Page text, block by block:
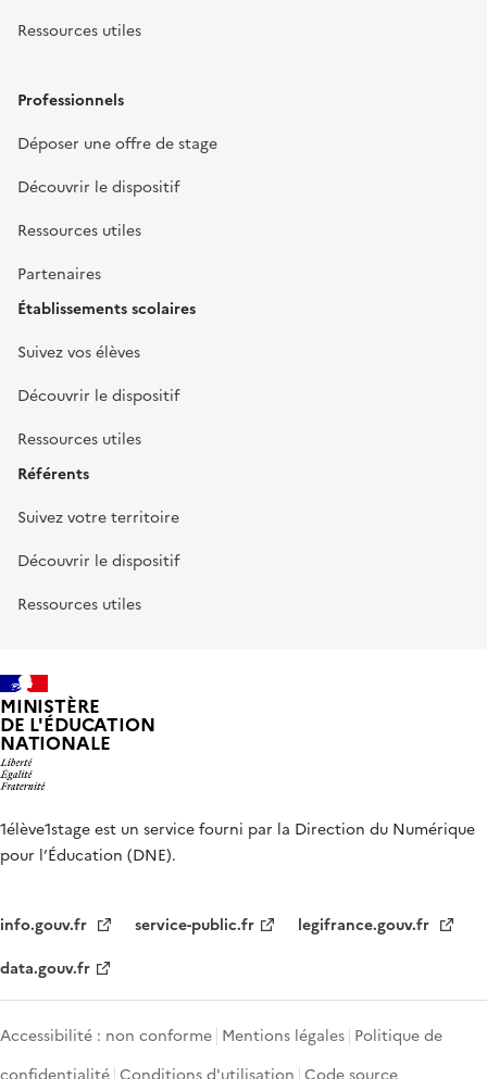
Ressources utiles
Professionnels
Déposer une offre de stage
Découvrir le dispositif
Ressources utiles
Partenaires
Établissements scolaires
Suivez vos élèves
Découvrir le dispositif
Ressources utiles
Référents
Suivez votre territoire
Découvrir le dispositif
Ressources utiles
MINISTÈRE
DE L'ÉDUCATION
NATIONALE
1élève1stage est un service fourni par la Direction du Numérique
pour l’Éducation (DNE).
info.gouv.fr service-public.fr
legifrance.gouv.fr
data.gouv.fr
Accessibilité : non conforme Mentions légales Politique de